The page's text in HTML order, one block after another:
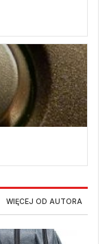
WIĘCEJ OD AUTORA